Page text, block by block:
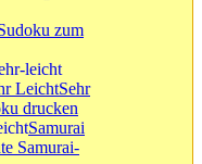
zum
LeichtSehr
drucken
Samurai
Samurai-